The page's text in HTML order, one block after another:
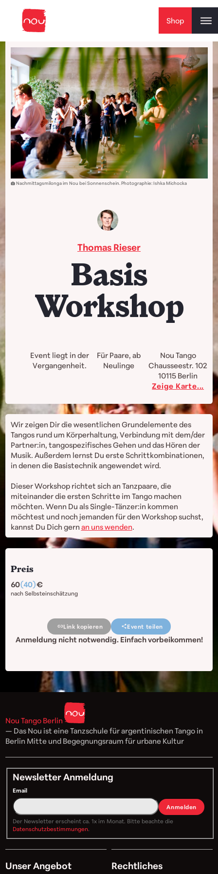
Shop
Nachmittagsmilonga im Nou bei Sonnenschein. Photographie: Ishka Michocka
Basis
Workshop
Thomas Rieser
Event liegt in der
Vergangenheit.
Für Paare, ab
Neulinge
Nou Tango
Chausseestr. 102
10115 Berlin
Zeige Karte...
Wir zeigen Dir die wesentlichen Grundelemente des
Tangos rund um Körperhaltung, Verbindung mit dem/der
Partner:in, tangospezifisches Gehen und das Hören der
Musik. Außerdem lernst Du erste Schrittkombinationen,
in denen die Basistechnik angewendet wird.
Dieser Workshop richtet sich an Tanzpaare, die
miteinander die ersten Schritte im Tango machen
möchten. Wenn Du als Single-Tänzer:in kommen
möchtest und noch jemanden für den Workshop suchst,
kannst Du Dich gern an uns wenden.
Preis
nach Selbsteinschätzung
60(40)
Link kopieren Event teilen
Anmeldung nicht notwendig. Einfach vorbeikommen!
Nou Tango Berlin
— Das Nou ist eine Tanzschule für argentinischen Tango in
Berlin Mitte und Begegnungsraum für urbane Kultur
Newsletter Anmeldung
Email
Anmelden
Der Newsletter erscheint ca. 1x im Monat. Bitte beachte die
Datenschutzbestimmungen.
Unser Angebot Rechtliches